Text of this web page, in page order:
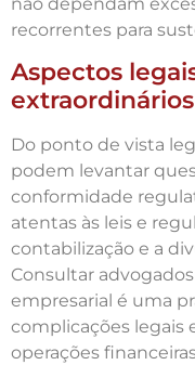
recorrentes para
Aspectos
extraordinários
Do ponto de vista
podem levantar
conformidade
atentas às leis e
contabilização e a
Consultar
empresarial é uma
complicações legais
operações